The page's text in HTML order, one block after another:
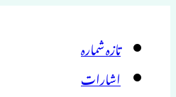
تازہ شمارہ
اشارات